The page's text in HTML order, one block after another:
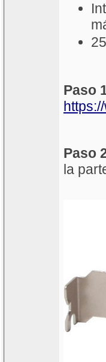
Paso
Paso
la